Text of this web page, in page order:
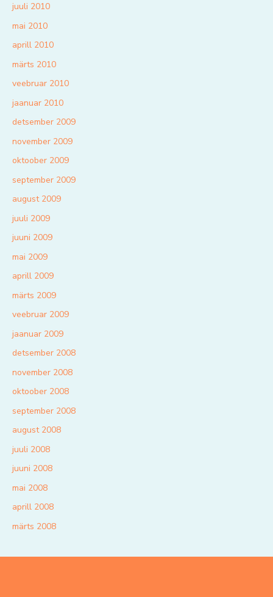
juuli 2010
mai 2010
aprill 2010
märts 2010
veebruar 2010
jaanuar 2010
detsember 2009
november 2009
oktoober 2009
september 2009
august 2009
juuli 2009
juuni 2009
mai 2009
aprill 2009
märts 2009
veebruar 2009
jaanuar 2009
detsember 2008
november 2008
oktoober 2008
september 2008
august 2008
juuli 2008
juuni 2008
mai 2008
aprill 2008
märts 2008